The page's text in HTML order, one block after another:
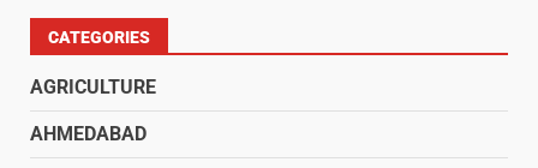
CATEGORIES
AGRICULTURE
AHMEDABAD